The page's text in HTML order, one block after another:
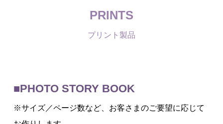
PRINTS
プリント製品
■PHOTO STORY BOOK
※サイズ／ページ数など、お客さまのご要望に応じて